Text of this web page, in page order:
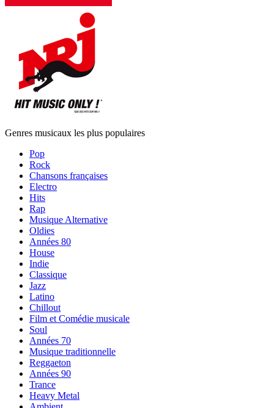
Genres musicaux les plus populaires
Pop
Rock
Chansons françaises
Electro
Hits
Rap
Musique Alternative
Oldies
Années 80
House
Indie
Classique
Jazz
Latino
Chillout
Film et Comédie musicale
Soul
Années 70
Musique traditionnelle
Reggaeton
Années 90
Trance
Heavy Metal